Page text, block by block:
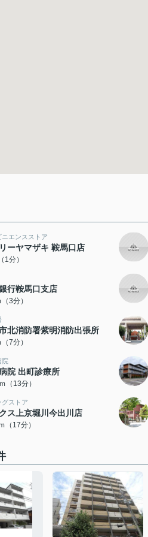
ニエンスストア
ーヤマザキ 鞍馬口店
1分）
行鞍馬口支店
3分）
北消防署紫明消防出張所
7分）
院
院 出町診療所
（13分）
グストア
ス上京堀川今出川店
（17分）